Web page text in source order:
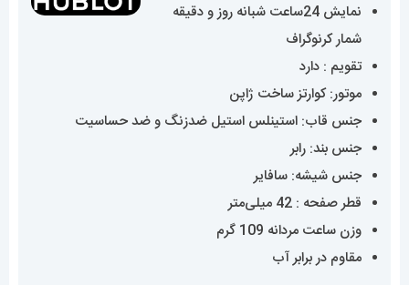
نمایش 24ساعت شبانه روز و دقیقه
شمار کرنوگراف
تقویم : دارد
موتور: کوارتز ساخت ژاپن
جنس قاب: استینلس استیل ضدزنگ و ضد حساسیت
جنس بند: رابر
جنس شیشه: سافایر
قطر صفحه : 42 میلی‌متر
وزن ساعت مردانه 109 گرم
مقاوم در برابر آب